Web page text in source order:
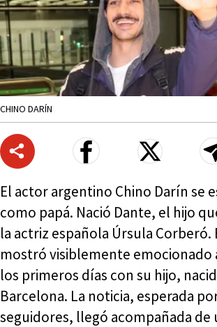
CHINO DARÍN
El actor argentino Chino Darín se
como papá. Nació Dante, el hijo
la actriz española Úrsula Corberó.
mostró visiblemente emocionado
los primeros días con su hijo,
Barcelona. La noticia, esperada
seguidores, llegó acompañada de